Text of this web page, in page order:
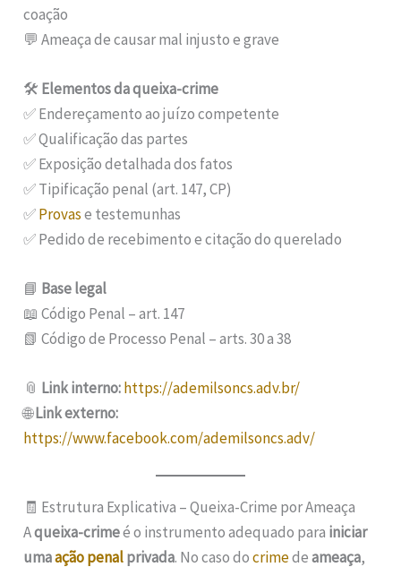
coação
💬 Ameaça de causar mal injusto e grave
🛠️ Elementos da queixa-crime
✅ Endereçamento ao juízo competente
✅ Qualificação das partes
✅ Exposição detalhada dos fatos
✅ Tipificação penal (art. 147, CP)
✅Provase testemunhas
✅ Pedido de recebimento e citação do querelado
📘 Base legal
📖 Código Penal – art. 147
📗 Código de Processo Penal – arts. 30 a 38
📎 Link interno:https://ademilsoncs.adv.br/
🌐Link externo:
https://www.facebook.com/ademilsoncs.adv/
🧾 Estrutura Explicativa – Queixa-Crime por Ameaça
Aqueixa-crimeé o instrumento adequado para iniciar
umaação penalprivada. No caso docrimedeameaça,